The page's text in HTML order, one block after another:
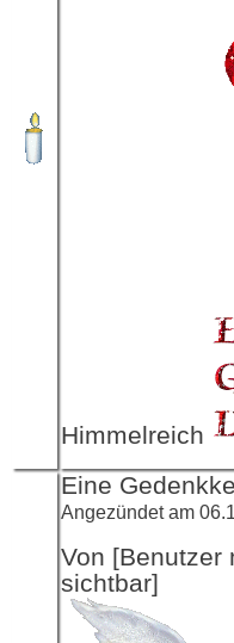
Himmelreich
Eine
Angezündet am
Von [Benutzer
sichtbar]